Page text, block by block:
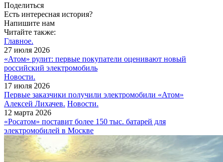
Поделиться
Есть интересная история?
Напишите нам
Читайте также:
Главное.
27 июля 2026
«Атом» рулит: первые покупатели оценивают новый
российский электромобиль
Новости.
17 июля 2026
Первые заказчики получили электромобили «Атом»
Алексей Лихачев. Новости.
12 марта 2026
«Росатом» поставит более 150 тыс. батарей для
электромобилей в Москве